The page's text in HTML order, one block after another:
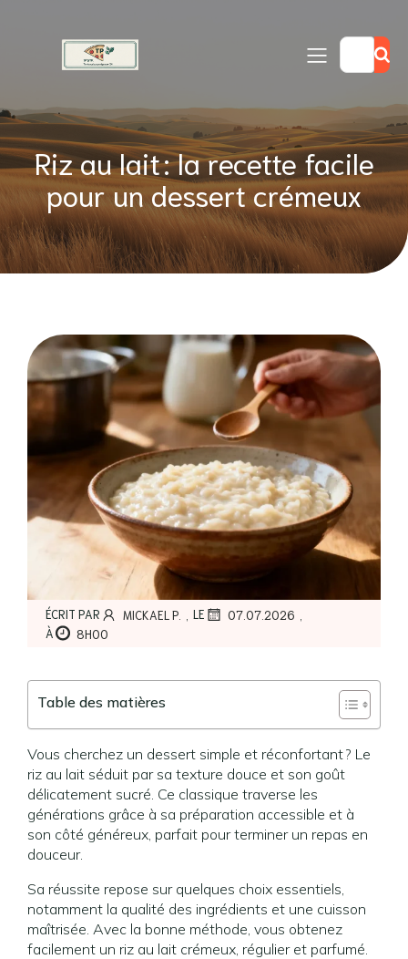
Riz au lait : la recette facile
pour un dessert crémeux
ÉCRIT PAR MICKAEL P. , LE 07.07.2026 ,
À 8H00
Table des matières
Vous cherchez un dessert simple et réconfortant ? Le
riz au lait séduit par sa texture douce et son goût
délicatement sucré. Ce classique traverse les
générations grâce à sa préparation accessible et à
son côté généreux, parfait pour terminer un repas en
douceur.
Sa réussite repose sur quelques choix essentiels,
notamment la qualité des ingrédients et une cuisson
maîtrisée. Avec la bonne méthode, vous obtenez
facilement un riz au lait crémeux, régulier et parfumé.